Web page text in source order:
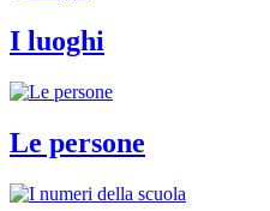
I luoghi
Le persone